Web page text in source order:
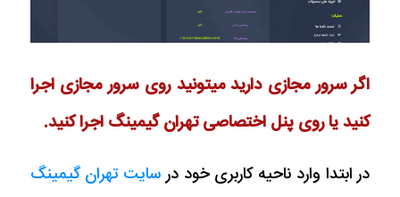
اگر سرور مجازی دارید میتونید روی سرور مجازی اجرا
کنید یا روی پنل اختصاصی تهران گیمینگ اجرا کنید.
در ابتدا وارد ناحیه کاربری خود درسایت تهران گیمینگ